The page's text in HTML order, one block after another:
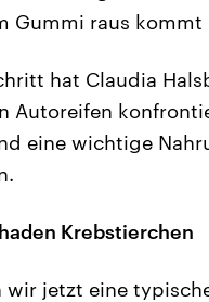
Gummi raus
hat Claudia
Autoreifen
eine wichtige
Krebstierchen
wir jetzt eine